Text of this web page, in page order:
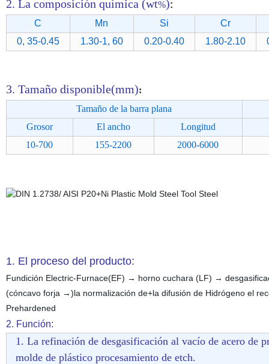
2. La composición química (wt%):
C
Mn Si
Cr
0, 35-0.45
1.30-1, 60 0.20-0.40 1.80-2.10
3. Tamaño disponible(mm):
Tamaño de la barra plana
Grosor
El ancho
Longitud
10-700
155-2200 2000-6000
1. El proceso del producto:
Fundición Electric-Furnace(EF) → horno cuchara (LF) →
(cóncavo forja →)la normalización de+la difusión de Hidrógeno el
Prehardened
2. Función:
1. Larefinación de desgasificación al vacío de acero de
molde de plástico procesamiento de etch.